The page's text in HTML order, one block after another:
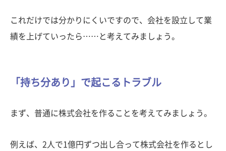
これだけでは分かりにくいですので、会社を設立して業
績を上げていったら……と考えてみましょう。
「持ち分あり」で起こるトラブル
まず、普通に株式会社を作ることを考えてみましょう。
例えば、2人で1億円ずつ出し合って株式会社を作るとし